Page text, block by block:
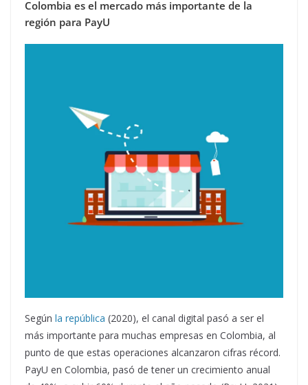
Colombia es el mercado más importante de la
región para PayU
Según la república (2020), el canal digital pasó a ser el
más importante para muchas empresas en Colombia, al
punto de que estas operaciones alcanzaron cifras récord.
PayU en Colombia, pasó de tener un crecimiento anual